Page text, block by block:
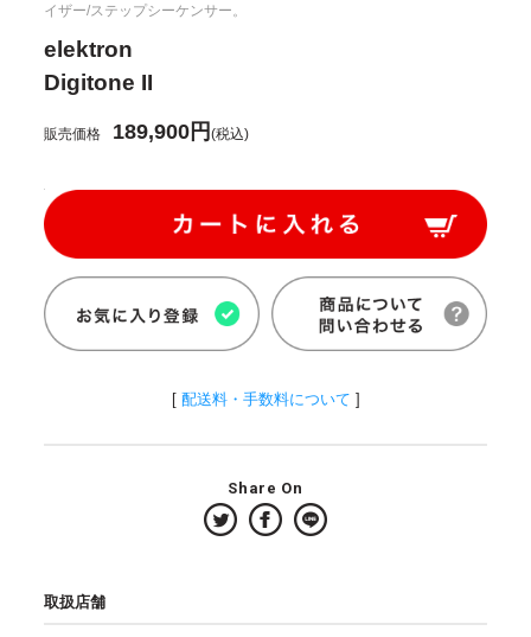
イザー/ステップシーケンサー。
elektron
Digitone II
販売価格 189,900円(税込)
[ 配送料・手数料について ]
Share On
取扱店舗